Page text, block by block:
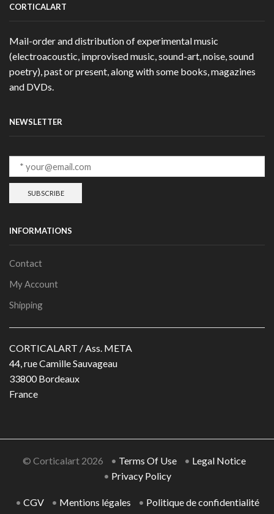
CORTICALART
Mail-order and distribution of experimental music
(electroacoustic, improvised music, sound-art, noise, sound
poetry), past or present, along with some books, magazines
and DVDs.
NEWSLETTER
INFORMATIONS
Contact
My Account
Shipping
CORTICALART / Ass. META
44, rue Camille Sauvageau
33800 Bordeaux
France
© Corticalart 2026 • Terms Of Use • Legal Notice
• Privacy Policy
• CGV• Mentions légales • Politique de confidentialité